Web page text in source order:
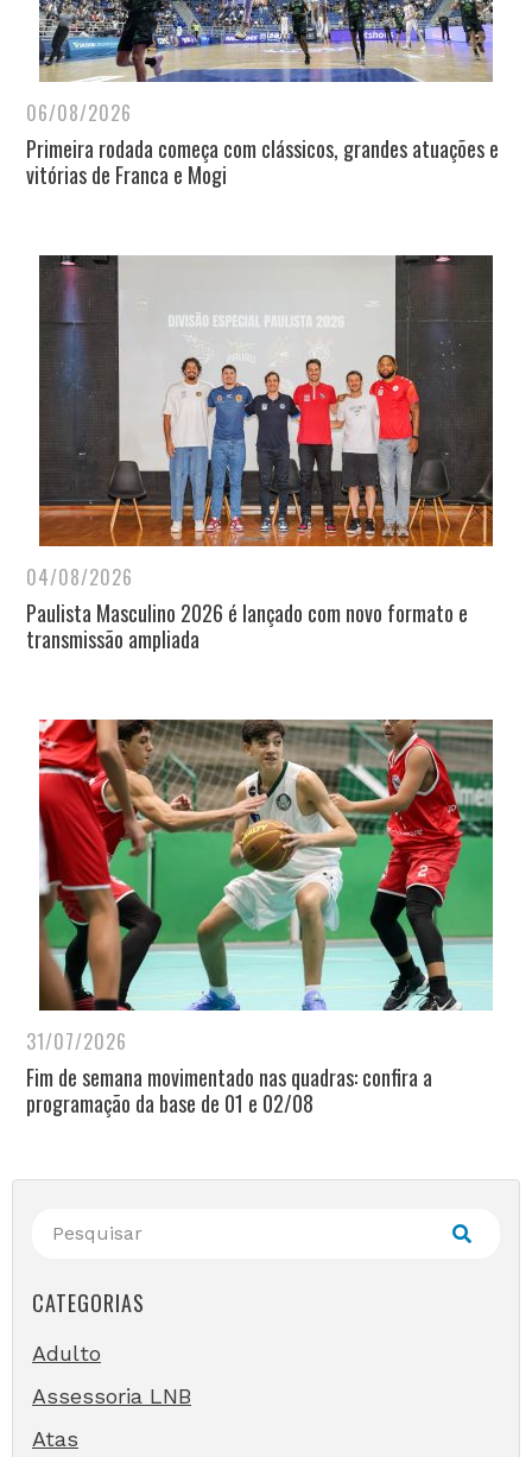
06/08/2026
Primeira rodada começa com clássicos, grandes atuações e
vitórias de Franca e Mogi
04/08/2026
Paulista Masculino 2026 é lançado com novo formato e
transmissão ampliada
31/07/2026
Fim de semana movimentado nas quadras: confira a
programação da base de 01 e 02/08
CATEGORIAS
Adulto
Assessoria LNB
Atas